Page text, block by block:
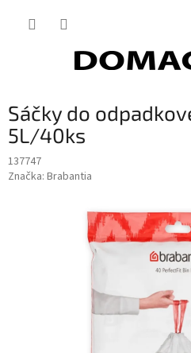
Sáčky do
5L/40ks
137747
Značka: Brabantia